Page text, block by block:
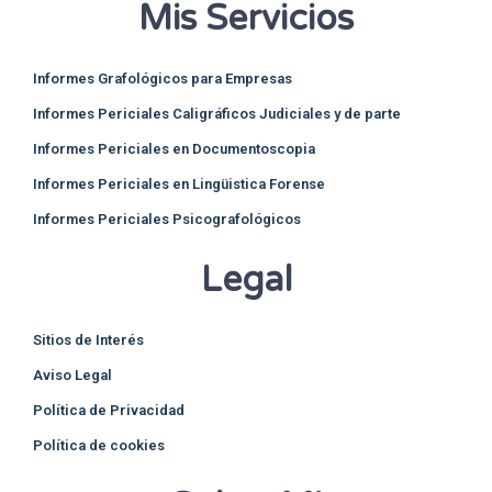
Mis Servicios
Informes Grafológicos para Empresas
Informes Periciales Caligráficos Judiciales y de parte
Informes Periciales en Documentoscopia
Informes Periciales en Lingüistica Forense
Informes Periciales Psicografológicos
Legal
Sitios de Interés
Aviso Legal
Política de Privacidad
Política de cookies